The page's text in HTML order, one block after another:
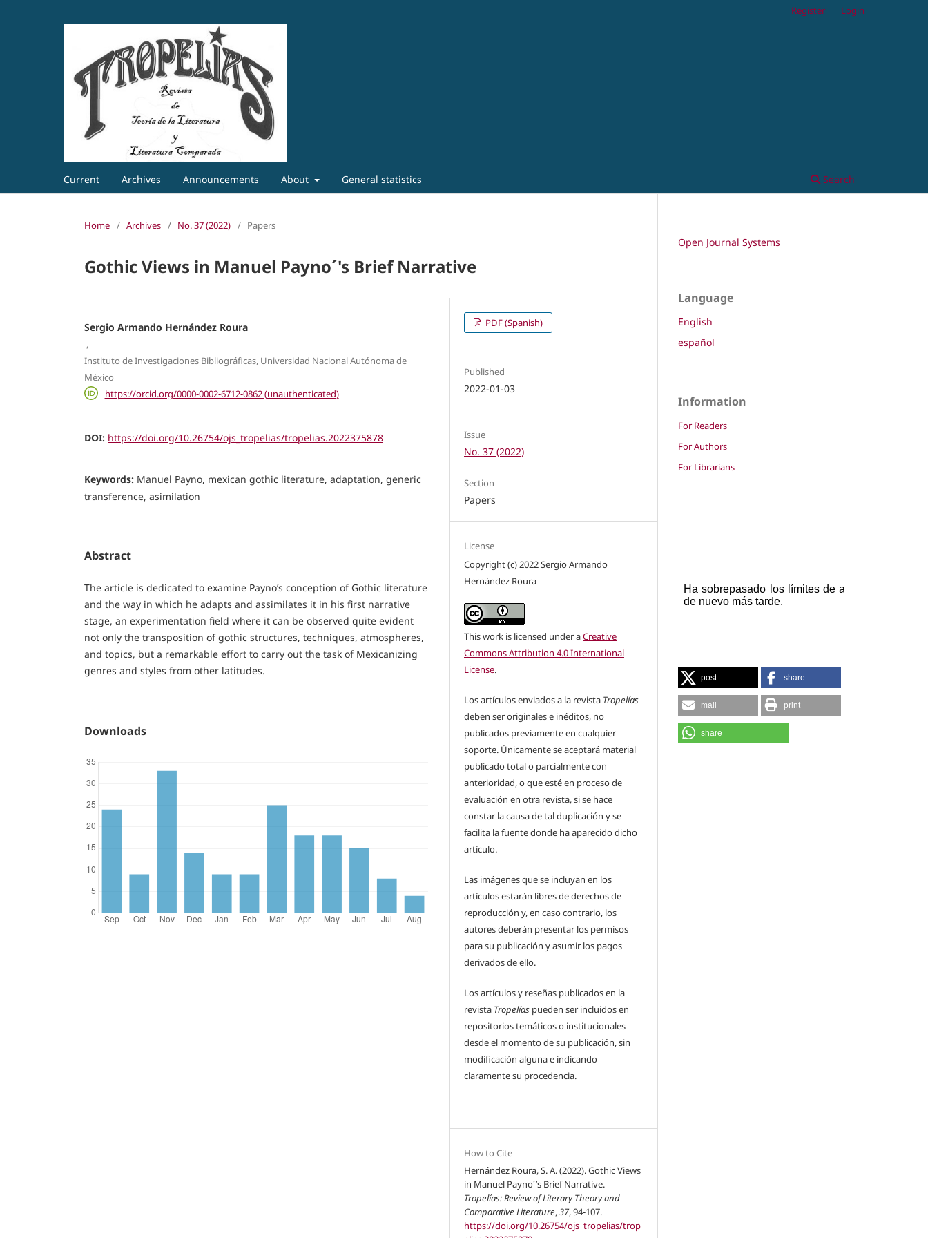
Current Archives Announcements About General statistics Search
Register Login
Home / Archives / No. 37 (2022) / Papers
Gothic Views in Manuel Payno´'s Brief Narrative
Sergio Armando Hernández Roura
,
Instituto de Investigaciones Bibliográficas, Universidad Nacional Autónoma de
México
https://orcid.org/0000-0002-6712-0862 (unauthenticated)
DOI: https://doi.org/10.26754/ojs_tropelias/tropelias.2022375878
Keywords: Manuel Payno, mexican gothic literature, adaptation, generic
transference, asimilation
Abstract
The article is dedicated to examine Payno’s conception of Gothic literature
and the way in which he adapts and assimilates it in his first narrative
stage, an experimentation field where it can be observed quite evident
not only the transposition of gothic structures, techniques, atmospheres,
and topics, but a remarkable effort to carry out the task of Mexicanizing
genres and styles from other latitudes.
Downloads
PDF (Spanish)
Published
2022-01-03
Issue
No. 37 (2022)
Section
Papers
License
Copyright (c) 2022 Sergio Armando
Hernández Roura
This work is licensed under aCreative
Commons Attribution 4.0 International
License.
Los artículos enviados a la revista Tropelías
deben ser originales e inéditos, no
publicados previamente en cualquier
soporte. Únicamente se aceptará material
publicado total o parcialmente con
anterioridad, o que esté en proceso de
evaluación en otra revista, si se hace
constar la causa de tal duplicación y se
facilita la fuente donde ha aparecido dicho
artículo.
Las imágenes que se incluyan en los
artículos estarán libres de derechos de
reproducción y, en caso contrario, los
autores deberán presentar los permisos
para su publicación y asumir los pagos
derivados de ello.
Los artículos y reseñas publicados en la
revista Tropelías pueden ser incluidos en
repositorios temáticos o institucionales
desde el momento de su publicación, sin
modificación alguna e indicando
claramente su procedencia.
How to Cite
Hernández Roura, S. A. (2022). Gothic Views
in Manuel Payno´’s Brief Narrative.
Tropelías: Review of Literary Theory and
Comparative Literature,37, 94-107.
https://doi.org/10.26754/ojs_tropelias/trop
Open Journal Systems
Language
English
español
Information
For Readers
For Authors
For Librarians
post share
mail print
share